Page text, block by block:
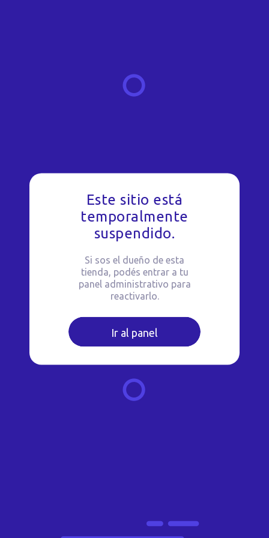
Este sitio está
temporalmente
suspendido.
Si sos el dueño de esta
tienda, podés entrar a tu
panel administrativo para
reactivarlo.
Ir al panel